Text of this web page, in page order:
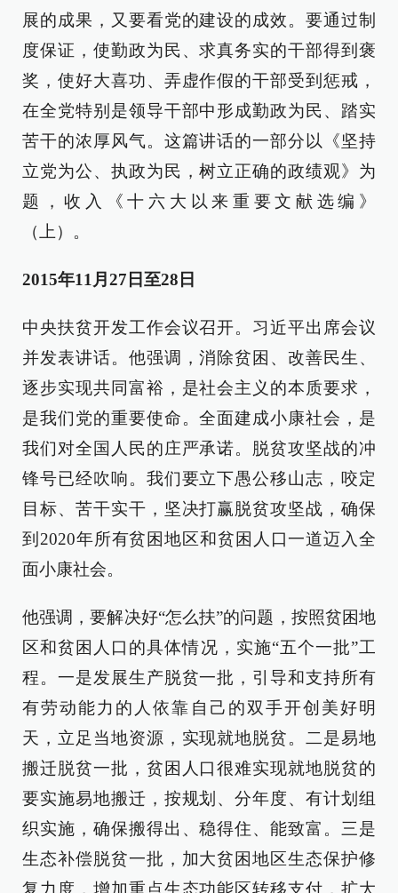
展的成果，又要看党的建设的成效。要通过制
度保证，使勤政为民、求真务实的干部得到褒
奖，使好大喜功、弄虚作假的干部受到惩戒，
在全党特别是领导干部中形成勤政为民、踏实
苦干的浓厚风气。这篇讲话的一部分以《坚持
立党为公、执政为民，树立正确的政绩观》为
题，收入《十六大以来重要文献选编》
（上）。
2015年11月27日至28日
中央扶贫开发工作会议召开。习近平出席会议
并发表讲话。他强调，消除贫困、改善民生、
逐步实现共同富裕，是社会主义的本质要求，
是我们党的重要使命。全面建成小康社会，是
我们对全国人民的庄严承诺。脱贫攻坚战的冲
锋号已经吹响。我们要立下愚公移山志，咬定
目标、苦干实干，坚决打赢脱贫攻坚战，确保
到2020年所有贫困地区和贫困人口一道迈入全
面小康社会。
他强调，要解决好“怎么扶”的问题，按照贫困地
区和贫困人口的具体情况，实施“五个一批”工
程。一是发展生产脱贫一批，引导和支持所有
有劳动能力的人依靠自己的双手开创美好明
天，立足当地资源，实现就地脱贫。二是易地
搬迁脱贫一批，贫困人口很难实现就地脱贫的
要实施易地搬迁，按规划、分年度、有计划组
织实施，确保搬得出、稳得住、能致富。三是
生态补偿脱贫一批，加大贫困地区生态保护修
复力度，增加重点生态功能区转移支付，扩大